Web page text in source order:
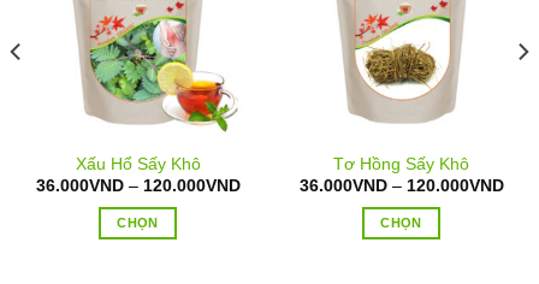
Xấu Hổ Sấy Khô
36.000VND – 120.000VNDKhoảng
CHỌN
Tơ Hồng Sấy Khô
36.000VND – 120.000VND
CHỌN